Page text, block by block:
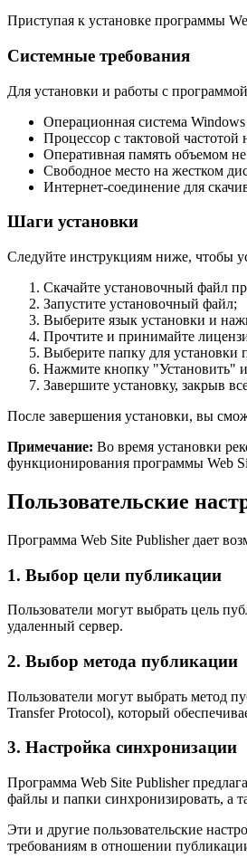
Приступая к установке программы
Системные требования
Для установки и работы с
Операционная система
Процессор с тактовой
Оперативная память объемом
Свободное место на жестком
Интернет-соединение для
Шаги установки
Следуйте инструкциям ниже, чтобы
Скачайте установочный файл
Запустите установочный файл;
Выберите язык установки и
Прочтите и принимайте
Выберите папку для установки
Нажмите кнопку "Установить"
Завершите установку, закрыв
После завершения установки, вы
Примечание: Во время установки
функционирования программы Web
Пользовательские
Программа Web Site Publisher дает
1. Выбор цели публикации
Пользователи могут выбрать цель
удаленный сервер.
2. Выбор метода публикации
Пользователи могут выбрать метод
Transfer Protocol), который
3. Настройка синхронизации
Программа Web Site Publisher
файлы и папки синхронизировать, а
Эти и другие пользовательские
требованиям в отношении